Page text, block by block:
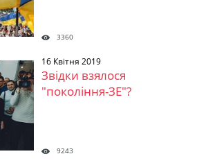
3360
16 Квітня 2019
Звідки взялося
"покоління-ЗЕ"?
9243